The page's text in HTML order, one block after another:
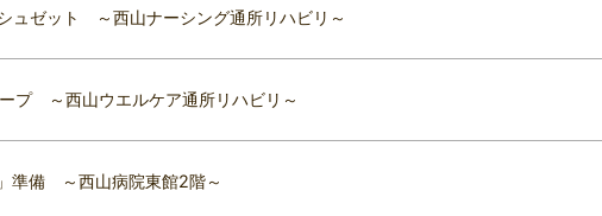
ュゼット ～西山ナーシング通所リハビリ～
プ ～西山ウエルケア通所リハビリ～
準備 ～西山病院東館2階～